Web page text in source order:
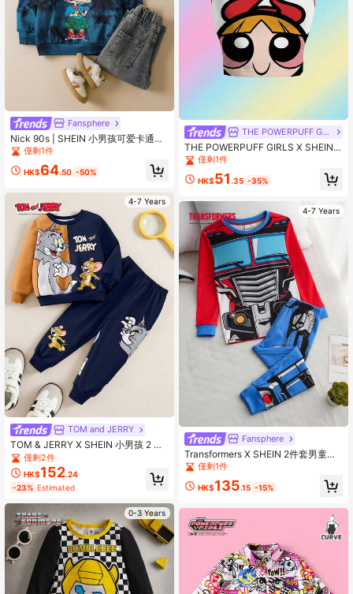
Fansphere
Nick 90s | SHEIN 小男孩可爱卡通人
物扎染休闲连帽长袖卫衣
僅剩1件
HK$64.50 -50%
4-7 Years
TOM and JERRY
TOM & JERRY X SHEIN 小男孩 2 件
套卡通猫和老鼠印花拼接彩色运动衫
和裤子套装
僅剩2件
HK$152.24
-23% Estimated
0-3 Years
THE POWERPUFF GIRLS
THE POWERPUFF GIRLS X SHEIN
女士可爱卡通图案圆领露脐吊带背
心，休闲日常通勤，夏季
僅剩1件
HK$51 .35 -35%
4-7 Years
Fansphere
Transformers X SHEIN 2件套男童机
器人图案撞色圆领长袖上衣和修身长
裤睡衣套装
僅剩1件
HK$135.15 -15%